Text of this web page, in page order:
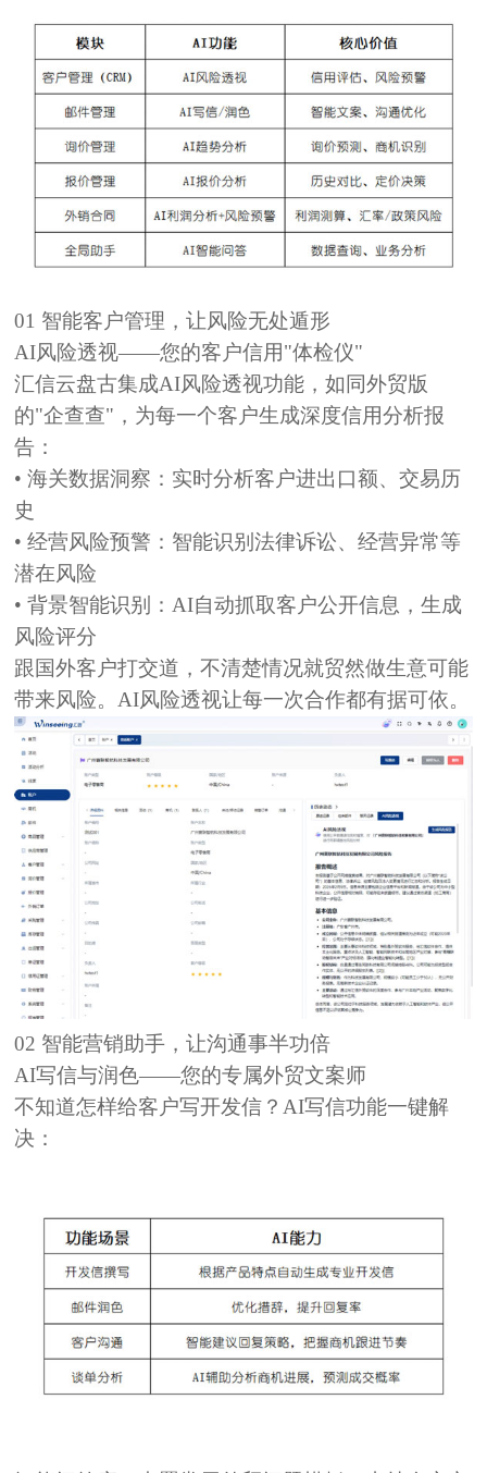
01 智能客户管理，让风险无处遁形
AI风险透视——您的客户信用"体检仪"
汇信云盘古集成AI风险透视功能，如同外贸版
的"企查查"，为每一个客户生成深度信用分析报
告：
• 海关数据洞察： 实时分析客户进出口额、交易历
史
• 经营风险预警： 智能识别法律诉讼、经营异常等
潜在风险
• 背景智能识别：AI自动抓取客户公开信息，生成
风险评分
跟国外客户打交道，不清楚情况就贸然做生意可能
带来风险。AI风险透视让每一次合作都有据可依。
02 智能营销助手，让沟通事半功倍
AI写信与润色——您的专属外贸文案师
不知道怎样给客户写开发信？AI写信功能一键解
决：